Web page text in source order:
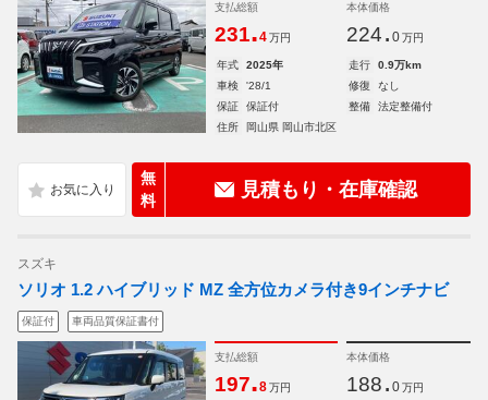
支払総額
231.4 万円
本体価格
224. 0 万円
年式 2025年 走行
0.9万km
車検
'28/1 修復
なし
保証
保証付 整備
法定整備付
住所
岡山県 岡山市北区
無
料
見積もり・在庫確認
スズキ
ソリオ 1.2 ハイブリッド MZ 全方位カメラ付き9インチナビ
保証付 車両品質保証書付
支払総額
197.8 万円
本体価格
188. 0 万円